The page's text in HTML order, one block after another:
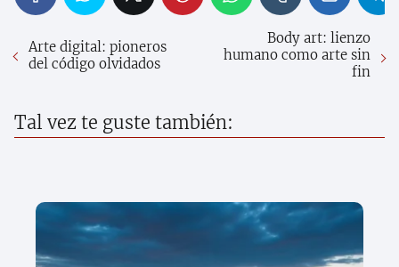
Arte digital: pioneros
del código olvidados
Body art: lienzo
humano como arte sin
fin
Tal vez te guste también: